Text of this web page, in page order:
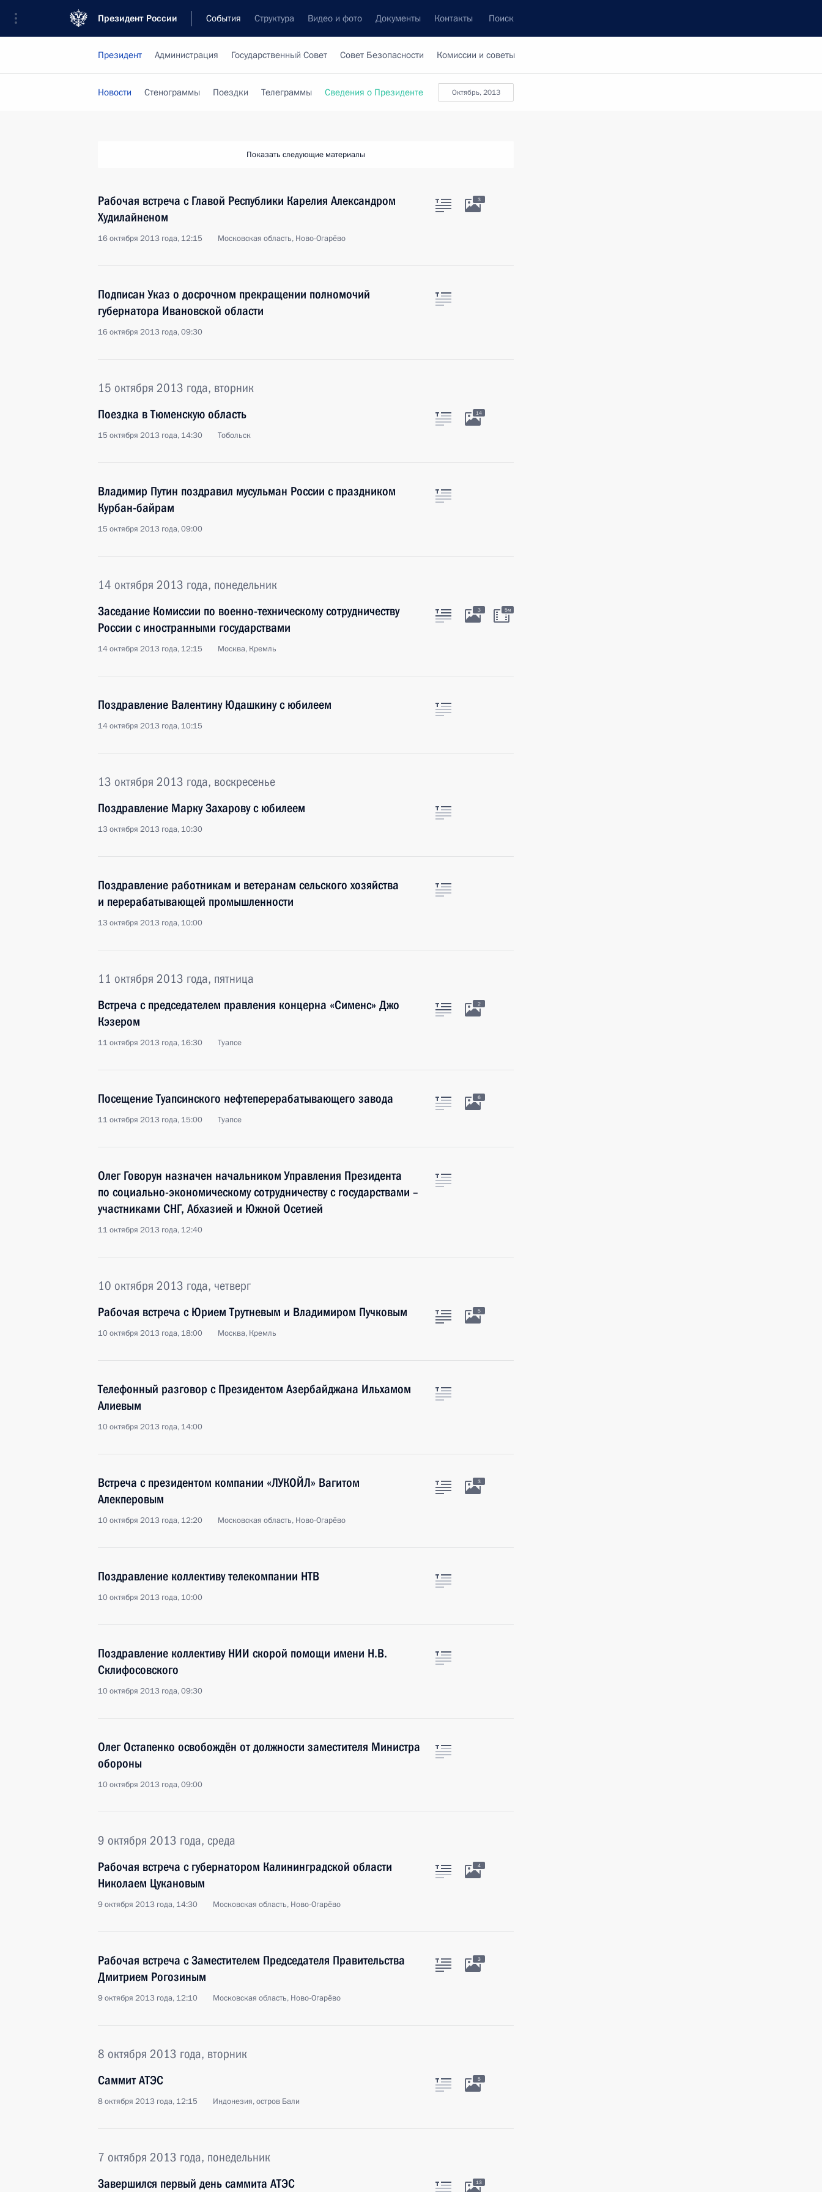
Президент России События Структура Видео и фото Документы Контакты Поиск
Президент Администрация Государственный Совет Совет Безопасности Комиссии и советы
октябрь, 2013
Новости Стенограммы Поездки Телеграммы Сведения о Президенте
Показать следующие материалы
Рабочая встреча с Главой Республики Карелия Александром
Худилайненом
16 октября 2013 года, 12:15 Московская область, Ново-Огарёво
3
Подписан Указ о досрочном прекращении полномочий
губернатора Ивановской области
16 октября 2013 года, 09:30
15 октября 2013 года, вторник
Поездка в Тюменскую область
15 октября 2013 года, 14:30 Тобольск
14
Владимир Путин поздравил мусульман России с праздником
Курбан-байрам
15 октября 2013 года, 09:00
14 октября 2013 года, понедельник
Заседание Комиссии по военно-техническому сотрудничеству
России с иностранными государствами
14 октября 2013 года, 12:15 Москва, Кремль
3 5м
Поздравление Валентину Юдашкину с юбилеем
14 октября 2013 года, 10:15
13 октября 2013 года, воскресенье
Поздравление Марку Захарову с юбилеем
13 октября 2013 года, 10:30
Поздравление работникам и ветеранам сельского хозяйства
и перерабатывающей промышленности
13 октября 2013 года, 10:00
11 октября 2013 года, пятница
Встреча с председателем правления концерна «Сименс» Джо
Кэзером
11 октября 2013 года, 16:30 Туапсе
2
Посещение Туапсинского нефтеперерабатывающего завода
11 октября 2013 года, 15:00 Туапсе
6
Олег Говорун назначен начальником Управления Президента
по социально-экономическому сотрудничеству с государствами –
участниками СНГ, Абхазией и Южной Осетией
11 октября 2013 года, 12:40
10 октября 2013 года, четверг
Рабочая встреча с Юрием Трутневым и Владимиром Пучковым
10 октября 2013 года, 18:00 Москва, Кремль
5
Телефонный разговор с Президентом Азербайджана Ильхамом
Алиевым
10 октября 2013 года, 14:00
Встреча с президентом компании «ЛУКОЙЛ» Вагитом
Алекперовым
10 октября 2013 года, 12:20 Московская область, Ново-Огарёво
3
Поздравление коллективу телекомпании НТВ
10 октября 2013 года, 10:00
Поздравление коллективу НИИ скорой помощи имени Н.В.
Склифосовского
10 октября 2013 года, 09:30
Олег Остапенко освобождён от должности заместителя Министра
обороны
10 октября 2013 года, 09:00
9 октября 2013 года, среда
Рабочая встреча с губернатором Калининградской области
Николаем Цукановым
9 октября 2013 года, 14:30 Московская область, Ново-Огарёво
4
Рабочая встреча с Заместителем Председателя Правительства
Дмитрием Рогозиным
9 октября 2013 года, 12:10 Московская область, Ново-Огарёво
3
8 октября 2013 года, вторник
Саммит АТЭС
8 октября 2013 года, 12:15 Индонезия, остров Бали
5
7 октября 2013 года, понедельник
Завершился первый день саммита АТЭС
13